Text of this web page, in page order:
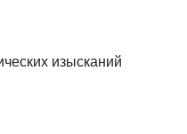
изысканий